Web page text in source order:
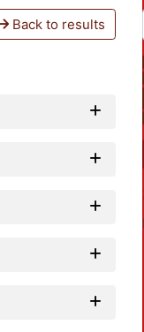
Back to results